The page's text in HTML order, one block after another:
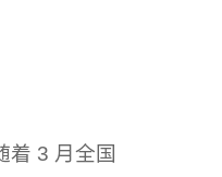
着 3 月全国